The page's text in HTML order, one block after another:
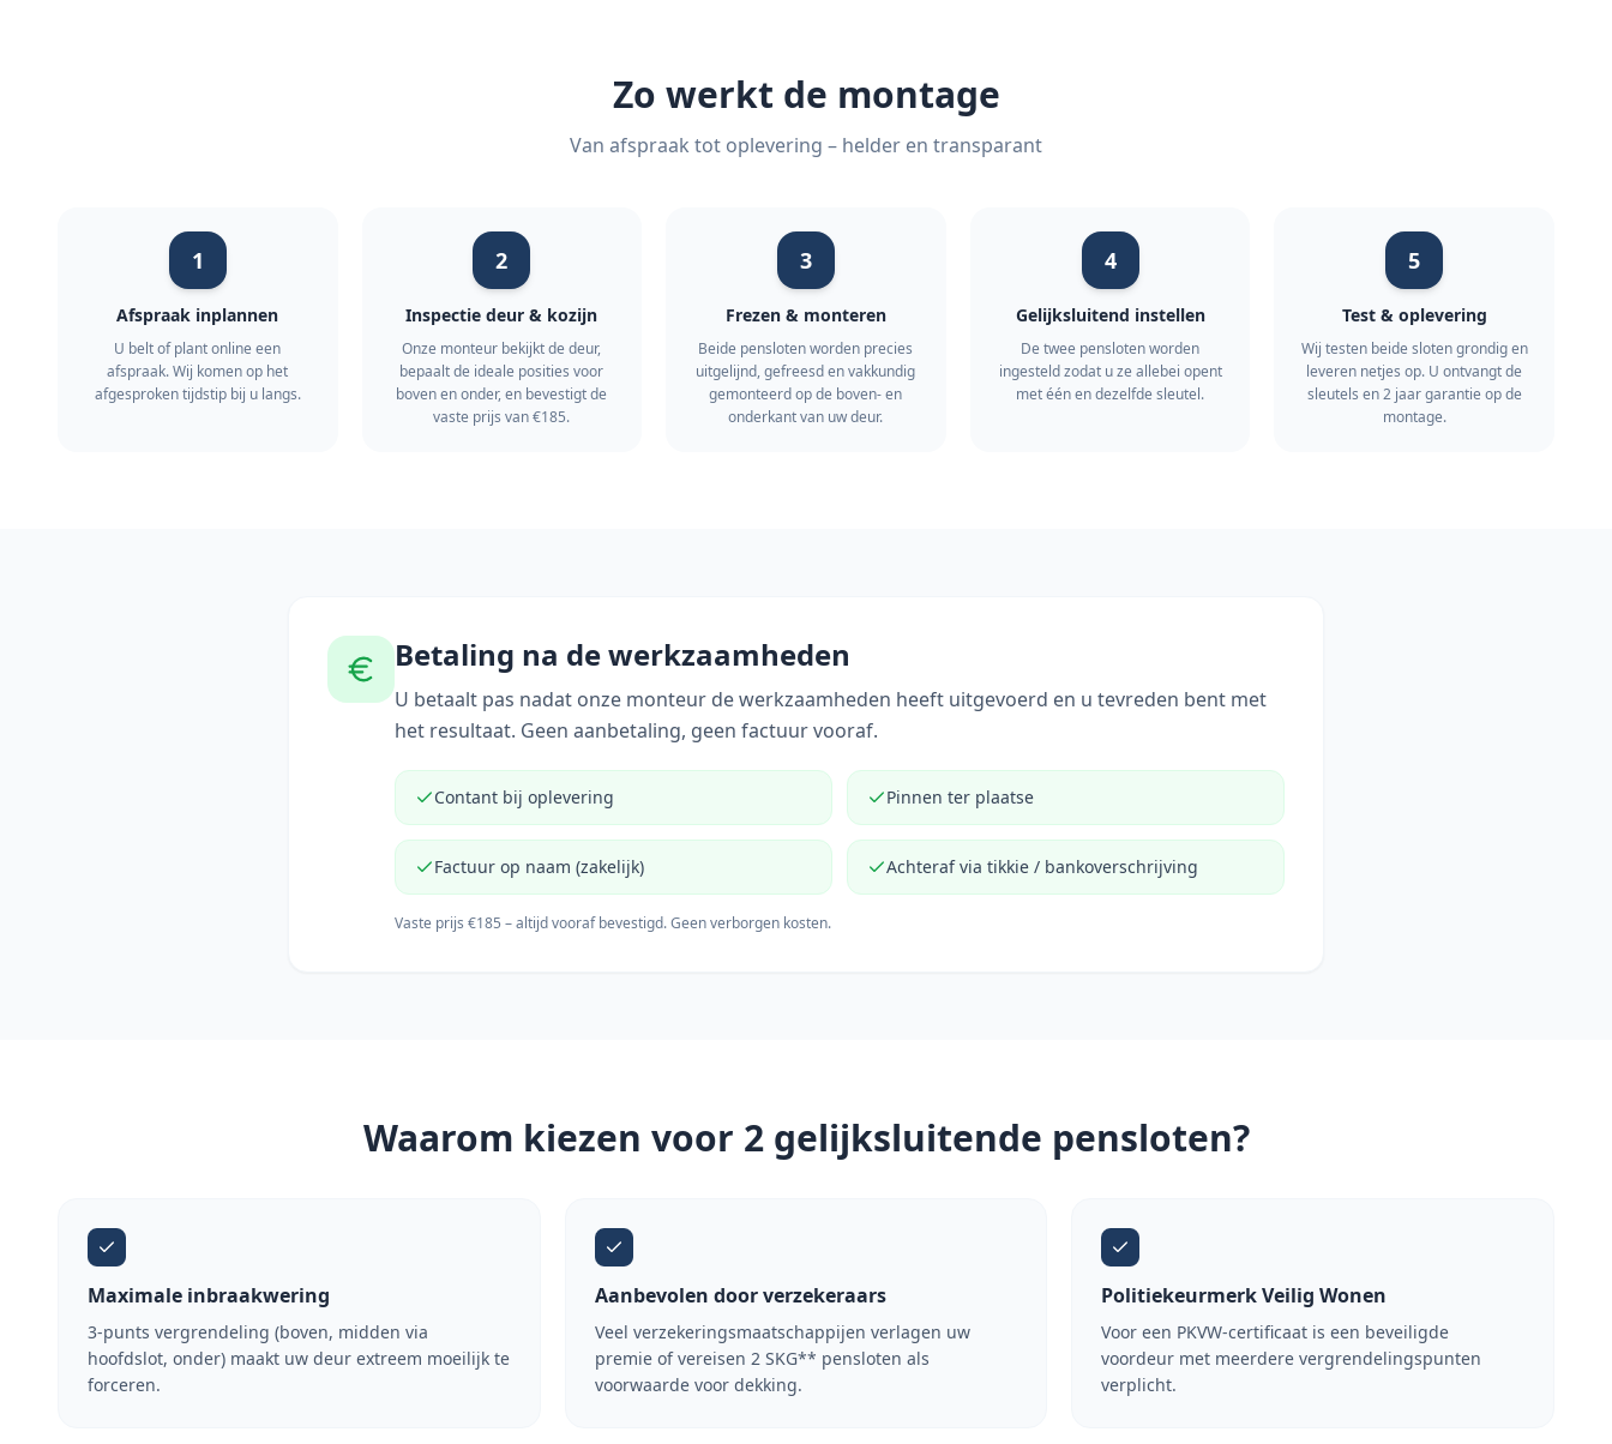
Zo werkt de montage
Van afspraak tot oplevering – helder en transparant
1
Afspraak inplannen
U belt of plant online een
afspraak. Wij komen op het
afgesproken tijdstip bij u langs.
2
Inspectie deur & kozijn
Onze monteur bekijkt de deur,
bepaalt de ideale posities voor
boven en onder, en bevestigt de
vaste prijs van €185.
3
Frezen & monteren
Beide pensloten worden precies
uitgelijnd, gefreesd en vakkundig
gemonteerd op de boven- en
onderkant van uw deur.
4
Gelijksluitend instellen
De twee pensloten worden
ingesteld zodat u ze allebei opent
met één en dezelfde sleutel.
5
Test & oplevering
Wij testen beide sloten grondig en
leveren netjes op. U ontvangt de
sleutels en 2 jaar garantie op de
montage.
Betaling na de werkzaamheden
U betaalt pas nadat onze monteur de werkzaamheden heeft uitgevoerd en u tevreden bent met
het resultaat. Geen aanbetaling, geen factuur vooraf.
Contant bij oplevering Pinnen ter plaatse
Factuur op naam (zakelijk) Achteraf via tikkie / bankoverschrijving
Vaste prijs €185 – altijd vooraf bevestigd. Geen verborgen kosten.
Waarom kiezen voor 2 gelijksluitende pensloten?
Maximale inbraakwering
3-punts vergrendeling (boven, midden via
hoofdslot, onder) maakt uw deur extreem moeilijk te
forceren.
Aanbevolen door verzekeraars
Veel verzekeringsmaatschappijen verlagen uw
premie of vereisen 2 SKG** pensloten als
voorwaarde voor dekking.
Politiekeurmerk Veilig Wonen
Voor een PKVW-certificaat is een beveiligde
voordeur met meerdere vergrendelingspunten
verplicht.